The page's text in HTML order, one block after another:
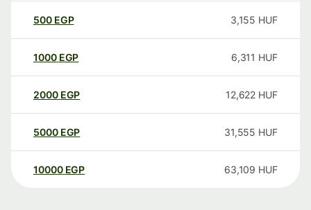
500 EGP 3,155 HUF
1000 EGP 6,311 HUF
2000 EGP 12,622 HUF
5000 EGP 31,555 HUF
10000 EGP 63,109 HUF